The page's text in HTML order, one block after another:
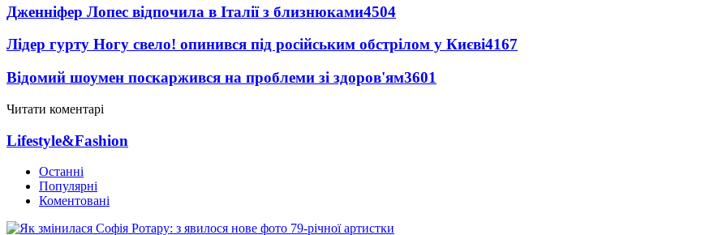
Дженніфер Лопес відпочила в Італії з близнюками4504
Лідер гурту Ногу свело! опинився під російським обстрілом у Києві4167
Відомий шоумен поскаржився на проблеми зі здоров'ям3601
Читати коментарі
Lifestyle&Fashion
Останні
Популярні
Коментовані